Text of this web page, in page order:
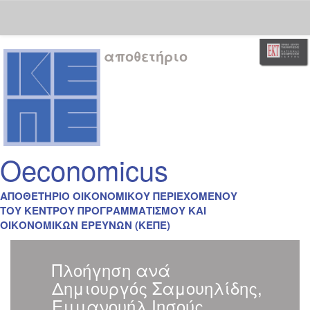
Skip
navigation
αποθετήριο
Oeconomicus
ΑΠΟΘΕΤΗΡΙΟ ΟΙΚΟΝΟΜΙΚΟΥ ΠΕΡΙΕΧΟΜΕΝΟΥ
ΤΟΥ ΚΕΝΤΡΟΥ ΠΡΟΓΡΑΜΜΑΤΙΣΜΟΥ ΚΑΙ
ΟΙΚΟΝΟΜΙΚΩΝ ΕΡΕΥΝΩΝ (ΚΕΠΕ)
Πλοήγηση ανά
Δημιουργός Σαμουηλίδης,